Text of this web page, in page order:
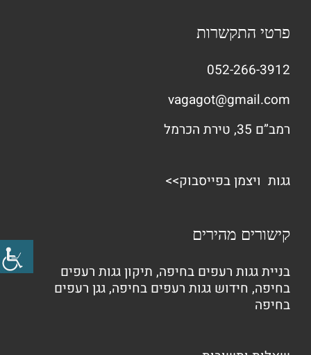
פרטי התקשרות
052-266-3912
vagagot@gmail.com
רמב”ם 35, טירת הכרמל
גגות ויצמן בפייסבוק>>
קישורים מהירים
בניית גגות רעפים בחיפה, תיקון גגות רעפים
בחיפה, חידוש גגות רעפים בחיפה,גגן רעפים
בחיפה